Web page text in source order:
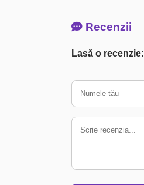
Recenzii
Lasă o recenzie: